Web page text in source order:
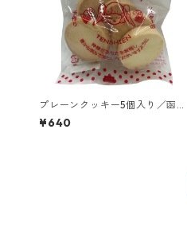
プレーンクッキー5個入り／函館
トラピスチヌ修道院 天使園
¥640